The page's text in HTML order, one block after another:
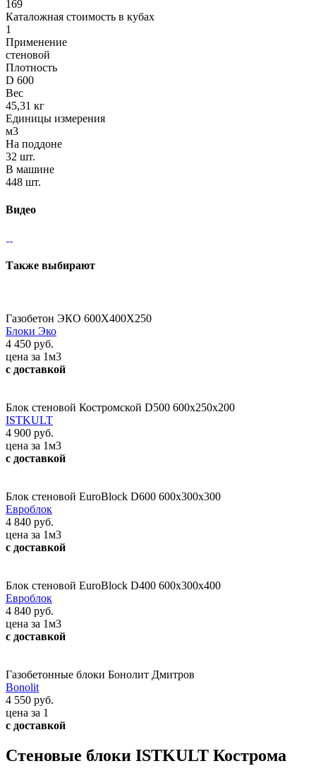
169
Каталожная стоимость в кубах
1
Применение
стеновой
Плотность
D 600
Вес
45,31 кг
Единицы измерения
м3
На поддоне
32 шт.
В машине
448 шт.
Видео
Также выбирают
Газобетон ЭКО 600Х400Х250
Блоки Эко
4 450 руб.
цена за 1м3
с доставкой
Блок стеновой Костромской D500 600х250х200
ISTKULT
4 900 руб.
цена за 1м3
с доставкой
Блок стеновой EuroBlock D600 600x300x300
Евроблок
4 840 руб.
цена за 1м3
с доставкой
Блок стеновой EuroBlock D400 600x300x400
Евроблок
4 840 руб.
цена за 1м3
с доставкой
Газобетонные блоки Бонолит Дмитров
Bonolit
4 550 руб.
цена за 1
с доставкой
Стеновые блоки ISTKULT Кострома